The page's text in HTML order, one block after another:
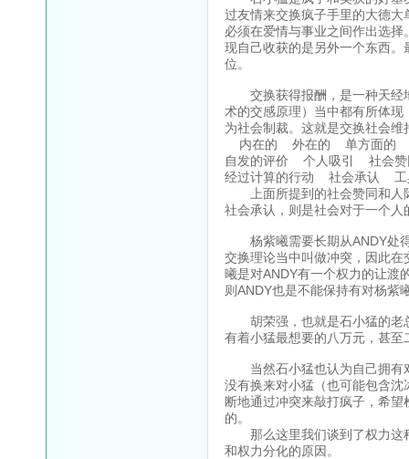
过友情来交换疯子手里的大德
必须在爱情与事业之间作出选
现自己收获的是另外一个东西
位。
交换获得报酬，是一种天经
术的交感原理）当中都有所体
为社会制裁。这就是交换社会
内在的 外在的 单方面的
自发的评价 个人吸引 社会
经过计算的行动 社会承认
上面所提到的社会赞同和人
社会承认，则是社会对于一个
杨紫曦需要长期从ANDY处得
交换理论当中叫做冲突，因此
曦是对ANDY有一个权力的让
则ANDY也是不能保持有对杨紫
胡荣强，也就是石小猛的老
有着小猛最想要的八万元，甚至
当然石小猛也认为自己拥有
没有换来对小猛（也可能包含
断地通过冲突来敲打疯子，希
的。
那么这里我们谈到了权力这
和权力分化的原因。